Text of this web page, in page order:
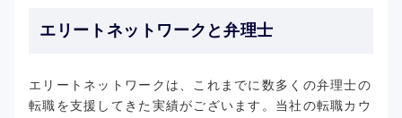
エリートネットワークと弁理士
エリートネットワークは、これまでに数多くの弁理士の
転職を支援してきた実績がございます。当社の転職カウ